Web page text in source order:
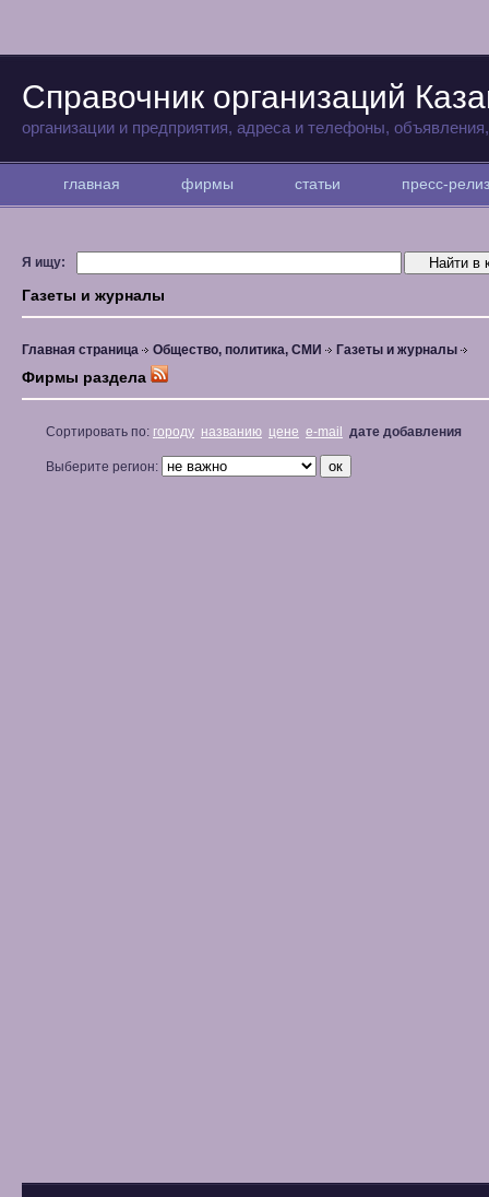
Справочник организаций
организации и предприятия, адреса и телефоны,
главная фирмы статьи пресс-
Я ищу:
Газеты и журналы
Главная страница Общество, политика, СМИ Газеты и журналы
Фирмы раздела
Сортировать по: городу названию цене e-mail дате добавления
Выберите регион: